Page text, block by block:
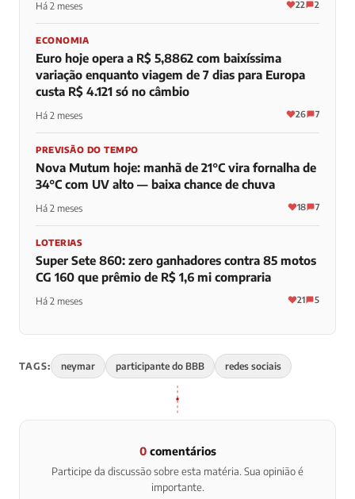
Há 2 meses 22 2
ECONOMIA
Euro hoje opera a R$ 5,8862 com baixíssima
variação enquanto viagem de 7 dias para Europa
custa R$ 4.121 só no câmbio
Há 2 meses 26 7
PREVISÃO DO TEMPO
Nova Mutum hoje: manhã de 21°C vira fornalha de
34°C com UV alto — baixa chance de chuva
Há 2 meses 18 7
LOTERIAS
Super Sete 860: zero ganhadores contra 85 motos
CG 160 que prêmio de R$ 1,6 mi compraria
Há 2 meses 21 5
TAGS: neymar participante do BBB redes sociais
0comentários
Participe da discussão sobre esta matéria. Sua opinião é
importante.